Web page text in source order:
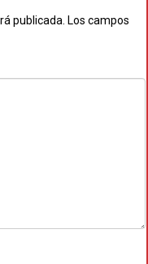
publicada. Los campos